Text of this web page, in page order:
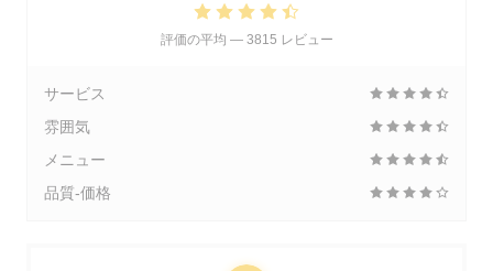
評価の平均 — 3815 レビュー
サービス
雰囲気
メニュー
品質-価格